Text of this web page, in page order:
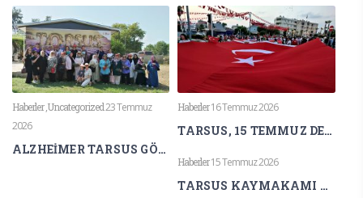
Haberler,Uncategorized23 Temmuz
2026
ALZHEİMER TARSUS GÖNÜLLÜLERİNDEN LAVANTA KOKULARI ARASINDA FARKINDALIK ETKİNLİĞİ
Haberler16 Temmuz 2026
TARSUS, 15 TEMMUZ DEMOKRASİ VE MİLLÎ BİRLİK GÜNÜ’NDE TEK YÜREK OLDU
Haberler15 Temmuz 2026
TARSUS KAYMAKAMI AKYÜZ’DEN 15 TEMMUZ MESAJI